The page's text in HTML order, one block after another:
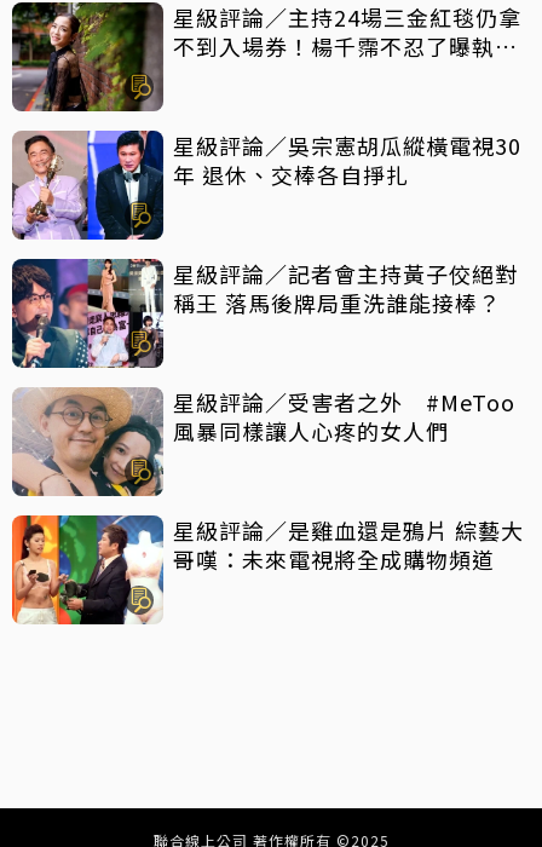
星級評論／主持24場三金紅毯仍拿
不到入場券！楊千霈不忍了曝執委
星級評論／吳宗憲胡瓜縱橫電視30
年 退休、交棒各自掙扎
星級評論／記者會主持黃子佼絕對
稱王 落馬後牌局重洗誰能接棒？
星級評論／受害者之外 #MeToo
風暴同樣讓人心疼的女人們
星級評論／是雞血還是鴉片 綜藝大
哥嘆：未來電視將全成購物頻道
聯合線上公司 著作權所有 ©2025